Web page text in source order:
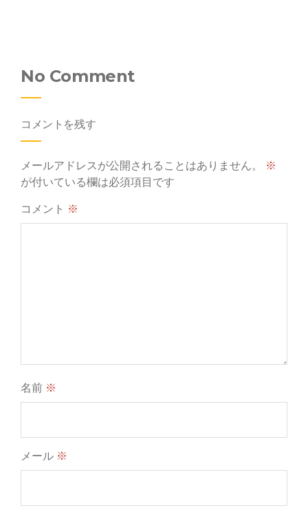
No Comment
コメントを残す
メールアドレスが公開されることはありません。
※
が付いている欄は必須項目です
コメント ※
名前 ※
メール ※